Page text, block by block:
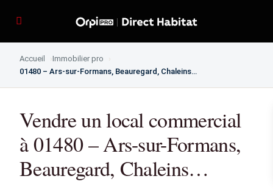
Accueil
Immobilier pro
01480 – Ars-sur-Formans, Beauregard, Chaleins…
Vendre un local commercial
à 01480 – Ars-sur-Formans,
Beauregard, Chaleins…